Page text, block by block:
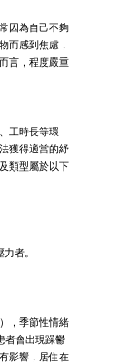
因為自己不夠
而感到焦慮，
言，程度嚴重
工時長等環
獲得適當的紓
類型屬於以下
者。
，季節性情緒
者會出現躁鬱
影響，居住在